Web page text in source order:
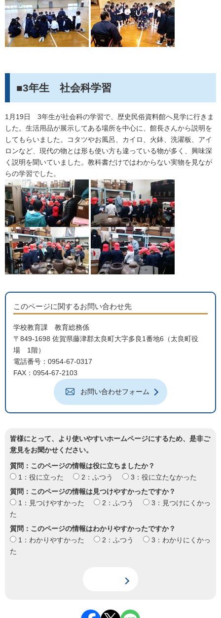
■3年生 社会科学習
1月19日 3年生が社会科の学習で、歴史民俗資料館へ見学に行きま
した。生活用品が展示してある場所を中心に、館長さんから説明を
してもらいました。コタツやお風呂、カイロ、火鉢、洗濯板、アイ
ロンなど、現代の物とは形も使い方も違っている物が多く、興味深
く説明を聞いていました。教科書だけではわからない実物を見なが
らの学習でした。
このページに関するお問い合わせ先
学校教育課 教育総務係
〒849-1698 佐賀県藤津郡太良町大字多良1番地6（太良町役
場 1階）
電話番号：0954-67-0317
FAX：0954-67-2103
お問い合わせフォーム
皆様にとって、より使いやすいホームページにするため、是非ご
意見をお聞かせください。
質問：このページの情報は役に立ちましたか？
1：役に立った
2：ふつう
3：役に立たなかった
質問：このページの情報は見つけやすかったですか？
1：見つけやすかった
2：ふつう
3：見つけにくかっ
た
質問：このページの情報はわかりやすかったですか？
1：わかりやすかった
2：ふつう
3：わかりにくかっ
た